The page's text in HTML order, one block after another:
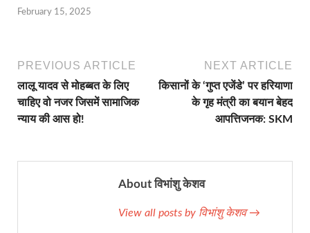
February 15, 2025
PREVIOUS ARTICLE
लालू यादव से मोहब्बत के लिए
चाहिए वो नजर जिसमें सामाजिक
न्याय की आस हो!
NEXT ARTICLE
किसानों के ‘गुप्त एजेंडे’ पर हरियाणा
के गृह मंत्री का बयान बेहद
आपत्तिजनक: SKM
About विभांशु केशव
View all posts by विभांशु केशव →